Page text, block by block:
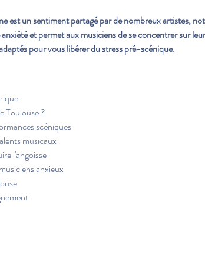
est un sentiment partagé par de nombreux artistes,
et permet aux musiciens de se concentrer sur
pour vous libérer du stress pré-scénique.
Toulouse ?
scéniques
musicaux
l'angoisse
anxieux